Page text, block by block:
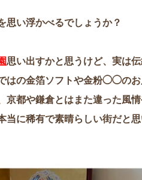
思い浮かべるでしょうか？
思い出すかと思うけど、実は伝
はの金箔ソフトや金粉◯◯のお
京都や鎌倉とはまた違った風情
に稀有で素晴らしい街だと思